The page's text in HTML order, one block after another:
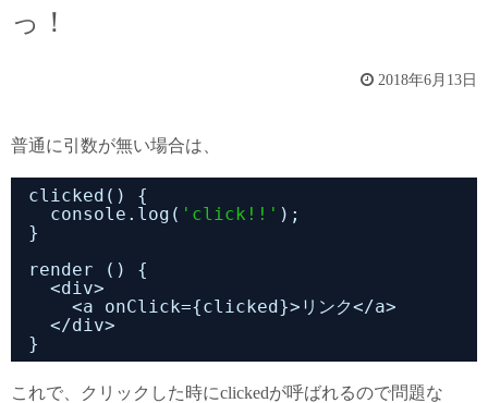
ッっ！
2018年6月13日
普通に引数が無い場合は、
clicked() {
console.log( 'click!!' );
}
render () {
<div>
<a onClick={clicked}>リンク</a>
</div>
}
これで、クリックした時にclickedが呼ばれるので問題な